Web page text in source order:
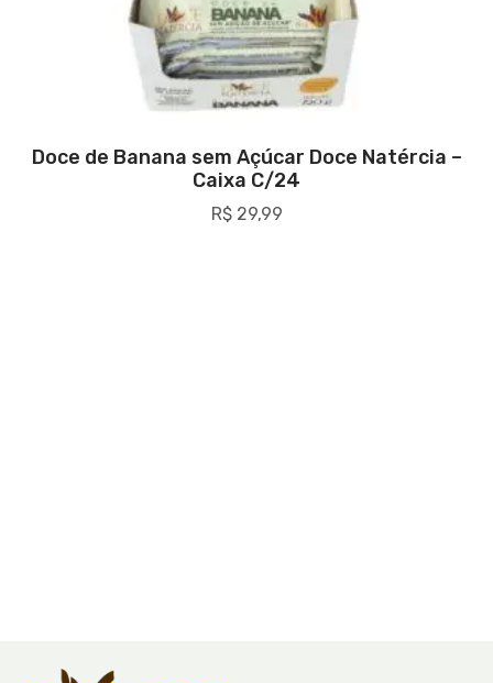
Doce de Banana sem Açúcar Doce Natércia –
Caixa C/24
R$29,99